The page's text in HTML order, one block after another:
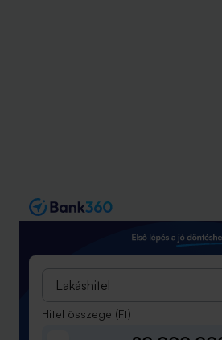
Lakáshitel
Hitel összege (Ft)